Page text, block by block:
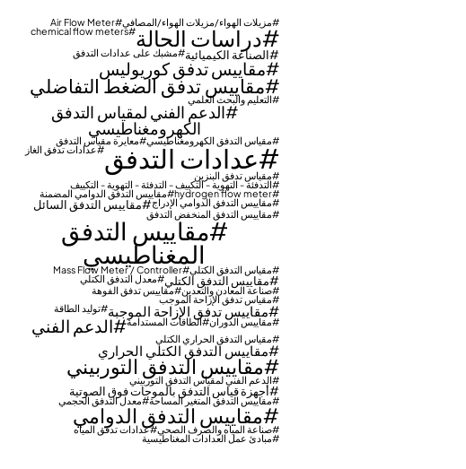
مزيلات الهواء/مزيلات الهواء/المصافي Air Flow Meter
دراسات الحالة chemical flow meters
الصناعة الكيميائية مشبك على عدادات التدفق
مقاييس تدفق كوريوليس
مقاييس تدفق الضغط التفاضلي
التعليم والبحث العلمي
الدعم الفني لمقياس التدفق
الكهرومغناطيسي
مقياس التدفق الكهرومغناطيسي معايرة مقياس التدفق
عدادات التدفق عدادات تدفق الغاز
مقياس تدفق البنزين
التدفئة - التهوية - التكييف - التدفئة - التهوية - التكييف
hydrogen flow meter مقاييس التدفق الدوامي المضمنة
مقاييس التدفق الدوامي الإدراج مقاييس التدفق السائل
مقاييس التدفق المنخفض التدفق
مقاييس التدفق
المغناطيسي
مقياس التدفق الكتلي Mass Flow Meter / Controller
مقاييس التدفق الكتلي
معدل التدفق الكتلي
صناعة المعادن والتعدين
مقاييس تدفق الفوهة
مقياس تدفق الإزاحة الموجب
مقاييس تدفق الإزاحة الموجبة
توليد الطاقة
مقاييس الدوران
الطاقات المستدامة الدعم الفني
مقياس التدفق الحراري الكتلي
مقاييس التدفق الكتلي الحراري
مقاييس التدفق التوربيني
الدعم الفني لمقياس التدفق التوربيني
أجهزة قياس التدفق بالموجات فوق الصوتية
مقاييس التدفق المتغير المساحة معدل التدفق الحجمي
مقاييس التدفق الدوامي
صناعة المياه والصرف الصحي عدادات تدفق المياه
مبادئ عمل العدادات المغناطيسية